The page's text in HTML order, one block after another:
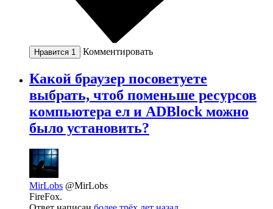
Нравится 1 Комментировать
Какой браузер посоветуете
выбрать, чтоб поменьше ресурсов
компьютера ел и ADBlock можно
было установить?
MirLobs @MirLobs
FireFox.